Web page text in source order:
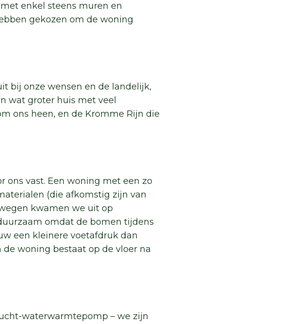
enkel steens muren en
gekozen om de woning
bij onze wensen en de landelijk,
wat groter huis met veel
ons heen, en de Kromme Rijn die
ons vast. Een woning met een zo
(die afkomstig zijn van
kwamen we uit op
omdat de bomen tijdens
een kleinere voetafdruk dan
woning bestaat op de vloer na
waterwarmtepomp – we zijn